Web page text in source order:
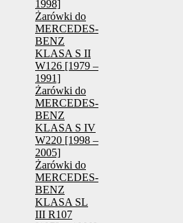
1998]
Żarówki do
MERCEDES-
BENZ
KLASA S II
W126 [1979 –
1991]
Żarówki do
MERCEDES-
BENZ
KLASA S IV
W220 [1998 –
2005]
Żarówki do
MERCEDES-
BENZ
KLASA SL
III R107